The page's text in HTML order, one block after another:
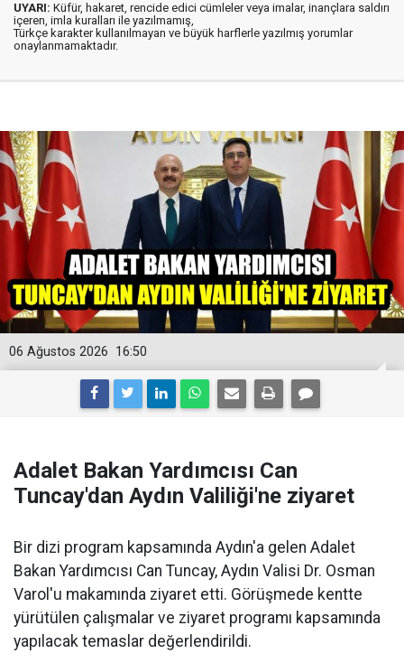
UYARI: Küfür, hakaret, rencide edici cümleler veya imalar, inançlara saldırı
içeren, imla kuralları ile yazılmamış,
Türkçe karakter kullanılmayan ve büyük harflerle yazılmış yorumlar
onaylanmamaktadır.
16:50
06 Ağustos 2026
Adalet Bakan Yardımcısı Can
Tuncay'dan Aydın Valiliği'ne ziyaret
Bir dizi program kapsamında Aydın'a gelen Adalet
Bakan Yardımcısı Can Tuncay, Aydın Valisi Dr. Osman
Varol'u makamında ziyaret etti. Görüşmede kentte
yürütülen çalışmalar ve ziyaret programı kapsamında
yapılacak temaslar değerlendirildi.